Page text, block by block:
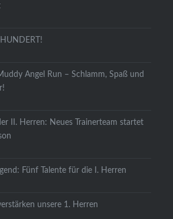
Angel Run – Schlamm, Spaß und
II. Herren: Neues Trainerteam startet
Fünf Talente für die I. Herren
unsere 1. Herren